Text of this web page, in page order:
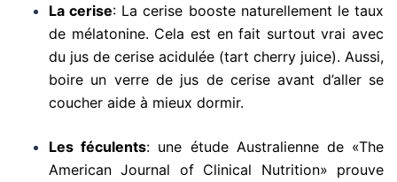
La cerise: La cerise booste naturellement le taux
de mélatonine. Cela est en fait surtout vrai avec
du jus de cerise acidulée (tart cherry juice). Aussi,
boire un verre de jus de cerise avant d’aller se
coucher aide à mieux dormir.
Les féculents: une étude Australienne de «The
American Journal of Clinical Nutrition» prouve